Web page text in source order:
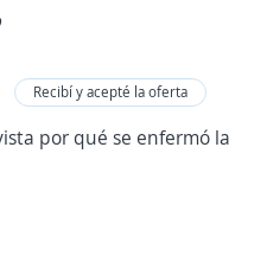
Recibí y acepté la oferta
por qué se enfermó la